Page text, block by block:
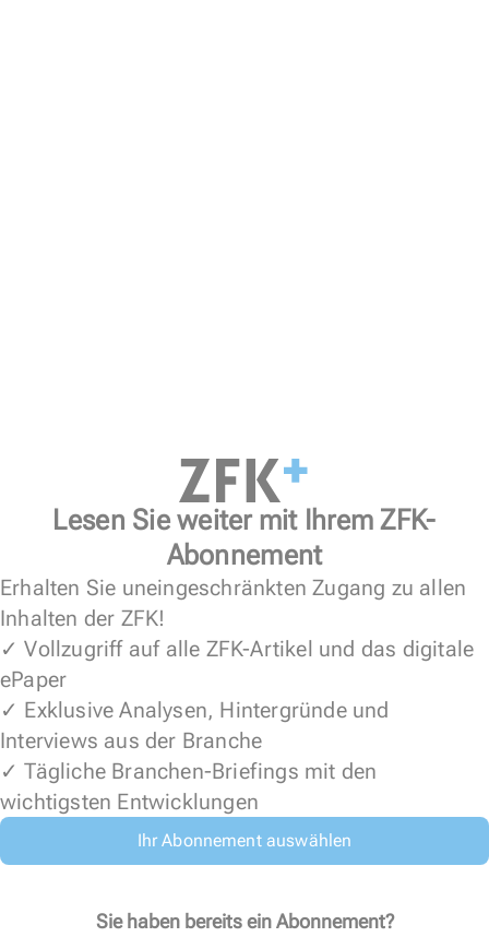
Lesen Sie weiter mit Ihrem ZFK-
Abonnement
Erhalten Sie uneingeschränkten Zugang zu allen
Inhalten der ZFK!
✓ Vollzugriff auf alle ZFK-Artikel und das digitale
ePaper
✓ Exklusive Analysen, Hintergründe und
Interviews aus der Branche
✓ Tägliche Branchen-Briefings mit den
wichtigsten Entwicklungen
Ihr Abonnement auswählen
Sie haben bereits ein Abonnement?